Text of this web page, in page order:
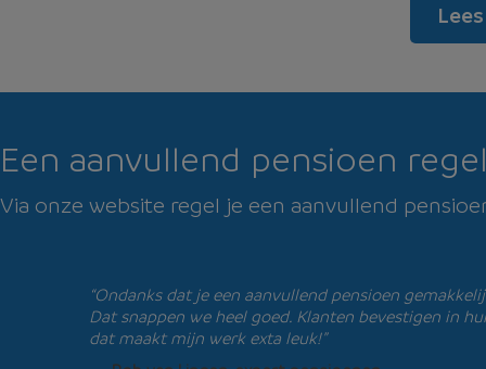
Een aanvullend pensioen
Via onze website regel je een aanvullend
“Ondanks dat je een aanvullend pensioen
Dat snappen we heel goed. Klanten bevestigen in
dat maakt mijn werk exta leuk!”